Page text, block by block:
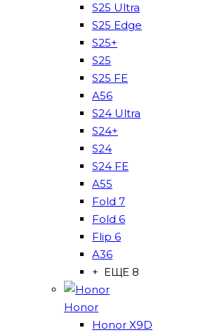
S25 Ultra
S25 Edge
S25+
S25
S25 FE
A56
S24 Ultra
S24+
S24
S24 FE
A55
Fold 7
Fold 6
Flip 6
A36
+ ЕЩЕ 8
Honor
Honor X9D